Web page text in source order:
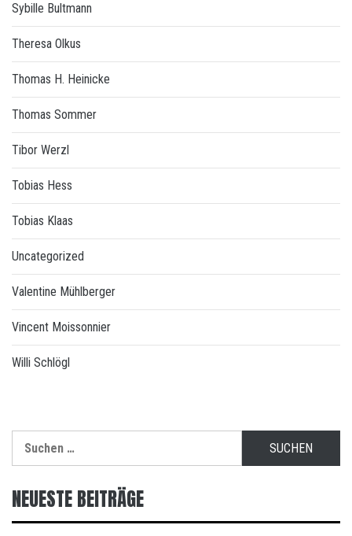
Sybille Bultmann
Theresa Olkus
Thomas H. Heinicke
Thomas Sommer
Tibor Werzl
Tobias Hess
Tobias Klaas
Uncategorized
Valentine Mühlberger
Vincent Moissonnier
Willi Schlögl
nach:
NEUESTE BEITRÄGE